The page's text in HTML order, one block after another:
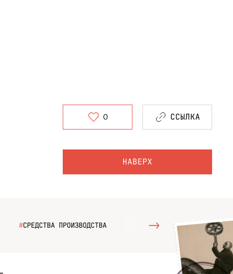
0 ССЫЛКА
НАВЕРХ
#СРЕДСТВА ПРОИЗВОДСТВА ЭЛЕКТРОННЫЕ КОМПОНЕНТЫ